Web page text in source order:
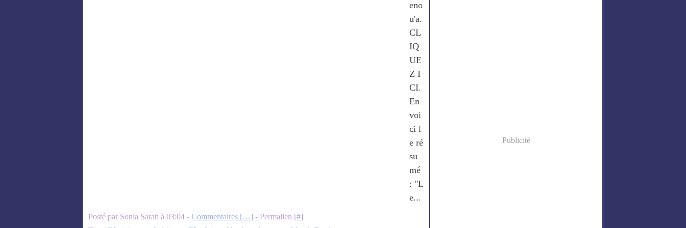
eno
u'a.
CL
IQ
UE
Z I
CI.
En
voi
ci l
e ré
su
mé
: "L
e...
Posté par Sonia Sarah à 03:04 - Commentaires […] - Permalien [#]
Publicité